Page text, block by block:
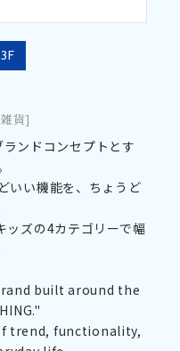
貨]
ランドコンセプトとす
いい機能を、ちょうど
ッズの4カテゴリーで幅
built around the
trend, functionality,